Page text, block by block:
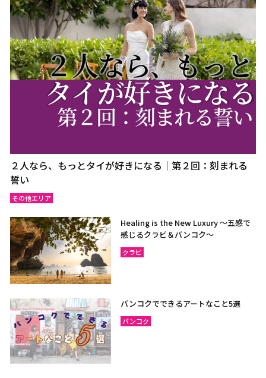
２人なら、もっとタイが好きになる｜第２回：刻まれる
誓い
その他エリア
Healing is the New Luxury ～五感で
感じるクラビ＆バンコク～
クラビ
バンコクでできるアートなこと5選
バンコク